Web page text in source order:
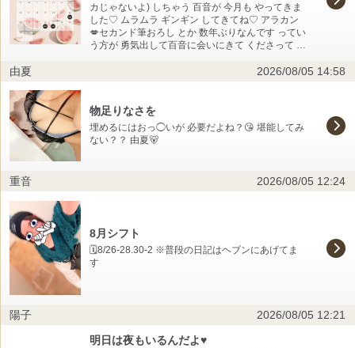
カじゃないよ) しちゃう 百音が 今月も やってきま
した♡ ムラムラ ギンギン してきてね♡ アラカン
💋セカンド筆おろし とか 数年ぶりなんです ってい
う方が 勇気出して百音に会いにきて くださって と
16:00〜ラストまで お店におります🍀
由夏 2026/08/05 14:58
物足りなさを
埋めるにはおっ◯いが 必要だよね？😘 堪能してみ
ない？？ 由夏🐻
重音 2026/08/05 12:24
8月シフト
🗓️8/26-28.30-2 ※普段の日記はヘブンにあげてま
す
陽子
2026/08/05 12:21
明日は夜もいるんだよ♥️